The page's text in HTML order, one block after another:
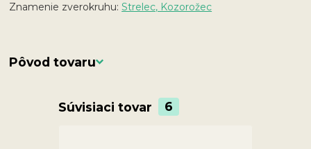
Znamenie zverokruhu:Strelec, Kozorožec
Pôvod tovaru
Súvisiaci tovar 6